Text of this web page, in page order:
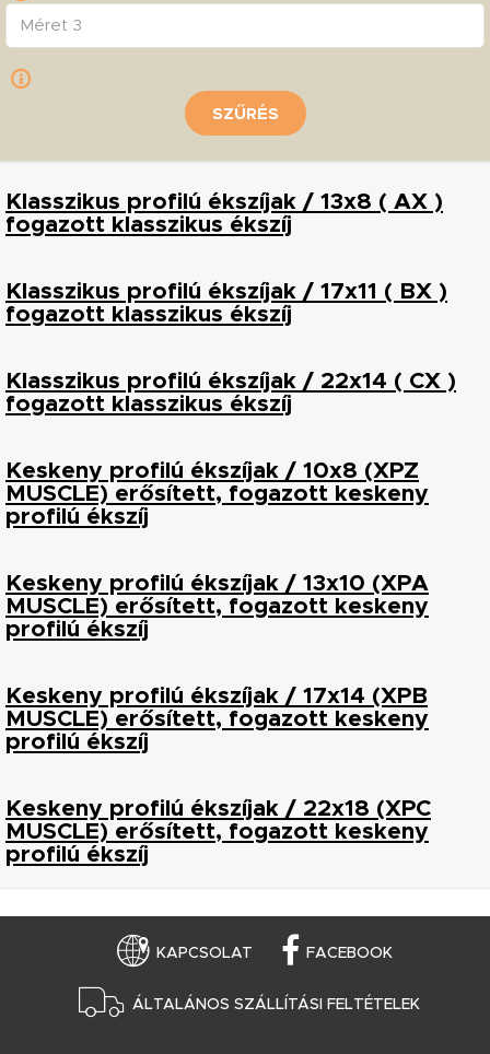
SZŰRÉS
Klasszikus profilú ékszíjak / 13x8 ( AX )
fogazott klasszikus ékszíj
Klasszikus profilú ékszíjak / 17x11 ( BX )
fogazott klasszikus ékszíj
Klasszikus profilú ékszíjak / 22x14 ( CX )
fogazott klasszikus ékszíj
Keskeny profilú ékszíjak / 10x8 (XPZ
MUSCLE) erősített, fogazott keskeny
profilú ékszíj
Keskeny profilú ékszíjak / 13x10 (XPA
MUSCLE) erősített, fogazott keskeny
profilú ékszíj
Keskeny profilú ékszíjak / 17x14 (XPB
MUSCLE) erősített, fogazott keskeny
profilú ékszíj
Keskeny profilú ékszíjak / 22x18 (XPC
MUSCLE) erősített, fogazott keskeny
profilú ékszíj
KAPCSOLAT FACEBOOK
ÁLTALÁNOS SZÁLLÍTÁSI FELTÉTELEK